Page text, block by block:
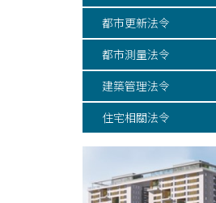
都市更新法令
都市測量法令
建築管理法令
住宅相關法令